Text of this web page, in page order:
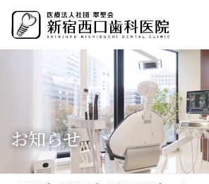
ン
ー
お知らせ